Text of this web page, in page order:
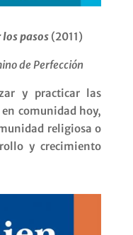
pasos (2011)
de Perfección
y practicar las
comunidad hoy,
religiosa o
y crecimiento